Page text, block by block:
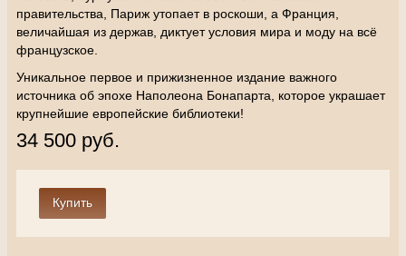
правительства, Париж утопает в роскоши, а Франция,
величайшая из держав, диктует условия мира и моду на всё
французское.
Уникальное первое и прижизненное издание важного
источника об эпохе Наполеона Бонапарта, которое украшает
крупнейшие европейские библиотеки!
34 500 руб.